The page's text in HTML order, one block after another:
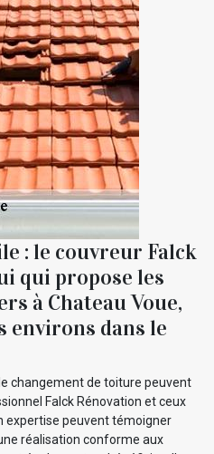
: le couvreur Falck
qui propose les
à Chateau Voue,
environs dans le
changement de toiture peuvent
Falck Rénovation et ceux
expertise peuvent témoigner
réalisation conforme aux